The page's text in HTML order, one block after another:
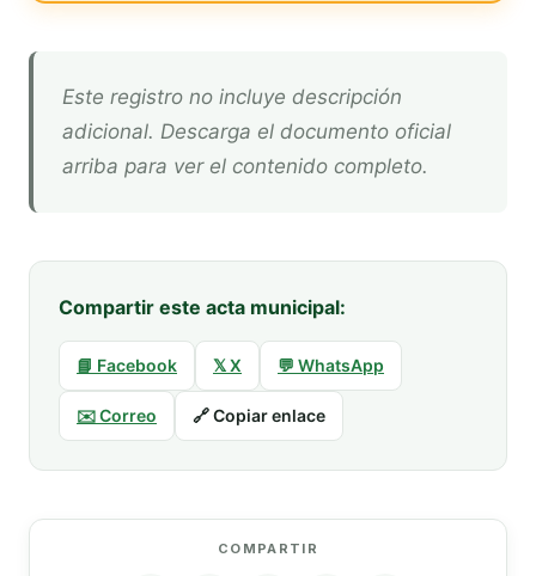
Este registro no incluye descripción
adicional. Descarga el documento oficial
arriba para ver el contenido completo.
Compartir este acta municipal:
📘 Facebook 𝕏 X 💬 WhatsApp
✉️ Correo 🔗 Copiar enlace
COMPARTIR